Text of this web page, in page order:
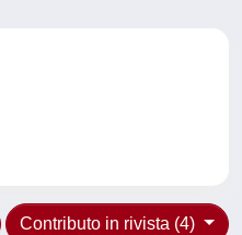
Contributo in rivista (4)